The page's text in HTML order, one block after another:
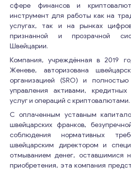
сфере финансов и
инструмент для работы как на
услугах, так и на рынках
признанной и прозрачной
Швейцарии.
Компания, учреждённая в 2019
Женеве, авторизована
организацией (SRO) и
управления активами,
услуг и операций с криптовалютами.
С оплаченным уставным
швейцарских франков,
соблюдения нормативных
швейцарским директором и
отмыванием денег, оставшимися
приобретения, эта компания